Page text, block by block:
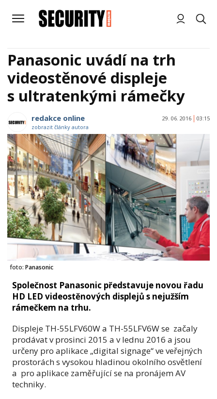
Panasonic uvádí na trh
videostěnové displeje
s ultratenkými rámečky
redakce online
zobrazit články autora
29. 06. 2016 03:15
foto: Panasonic
Společnost Panasonic představuje novou řadu
HD LED videostěnových displejů s nejužším
rámečkem na trhu.
Displeje TH-55LFV60W a TH-55LFV6W se začaly
prodávat v prosinci 2015 a v lednu 2016 a jsou
určeny pro aplikace „digital signage“ ve veřejných
prostorách s vysokou hladinou okolního osvětlení
a pro aplikace zaměřující se na pronájem AV
techniky.